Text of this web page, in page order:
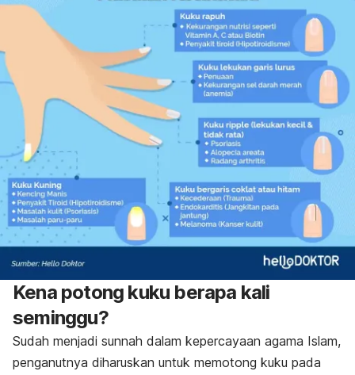
Kena potong kuku berapa kali
seminggu?
Sudah menjadi sunnah dalam kepercayaan agama Islam,
penganutnya diharuskan untuk memotong kuku pada